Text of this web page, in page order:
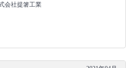
会社提箸工業